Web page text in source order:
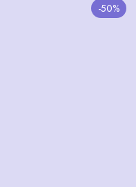
-50%